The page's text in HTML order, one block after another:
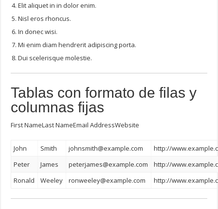
Elit aliquet in in dolor enim.
Nisl eros rhoncus.
In donec wisi.
Mi enim diam hendrerit adipiscing porta.
Dui scelerisque molestie.
Tablas con formato de filas y
columnas fijas
First NameLast NameEmail AddressWebsite
John Smith johnsmith@example.com
http://
Peter
James peterjames@example.com
http://
Ronald
Weeley ronweeley@example.com http://